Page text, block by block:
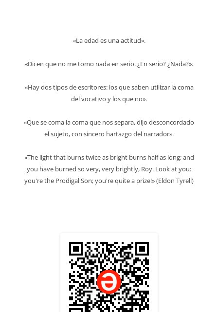
«La edad es una actitud».
«Dicen que no me tomo nada en serio. ¿En serio? ¿Nada?».
«Hay dos tipos de escritores: los que saben utilizar la coma
del vocativo y los que no».
«Que se coma la coma que nos separa, dijo desconcordado
el sujeto, con sincero hartazgo del narrador».
«The light that burns twice as bright burns half as long; and
you have burned so very, very brightly, Roy. Look at you:
you're the Prodigal Son; you're quite a prize!» (Eldon Tyrell)